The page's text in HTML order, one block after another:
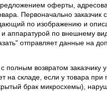
оферты,
Первоначально заказчик
по изображению и
аппаратурой по внешнему
отправляет данные на
полным возвратом заказчику
на складе, если у товара
брак микросхемы),